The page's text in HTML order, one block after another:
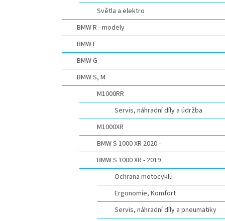
Světla a elektro
BMW R - modely
BMW F
BMW G
BMW S, M
M1000RR
Servis, náhradní díly a údržba
M1000XR
BMW S 1000 XR 2020 -
BMW S 1000 XR - 2019
Ochrana motocyklu
Ergonomie, Komfort
Servis, náhradní díly a pneumatiky